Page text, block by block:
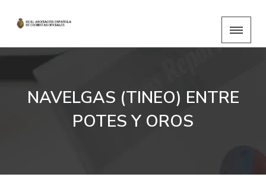
NAVELGAS (TINEO) ENTRE
POTES Y OROS